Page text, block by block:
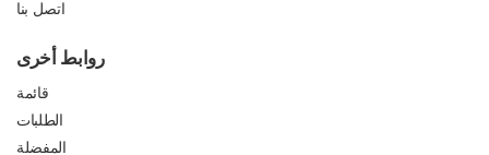
اتصل بنا
روابط أخرى
قائمة
الطلبات
المفضلة